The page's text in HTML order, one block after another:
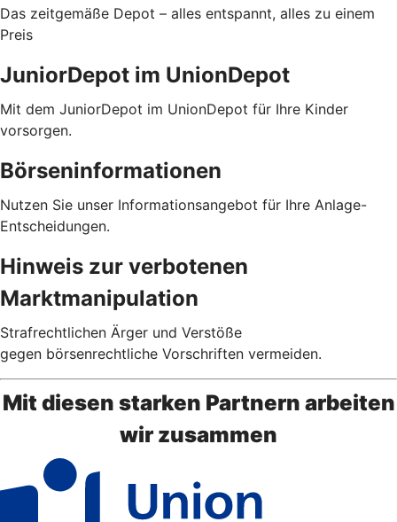
Das zeitgemäße Depot – alles entspannt, alles zu einem
Preis
JuniorDepot im UnionDepot
Mit dem JuniorDepot im UnionDepot für Ihre Kinder
vorsorgen.
Börseninformationen
Nutzen Sie unser Informationsangebot für Ihre Anlage-
Entscheidungen.
Hinweis zur verbotenen
Marktmanipulation
Strafrechtlichen Ärger und Verstöße
gegen börsenrechtliche Vorschriften vermeiden.
Mit diesen starken Partnern arbeiten
wir zusammen